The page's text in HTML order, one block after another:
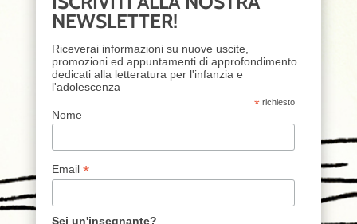
NEWSLETTER!
Riceverai informazioni su nuove uscite,
promozioni ed appuntamenti di approfondimento
dedicati alla letteratura per l'infanzia e
l'adolescenza
* richiesto
Nome
Email *
Sei un'insegnante?